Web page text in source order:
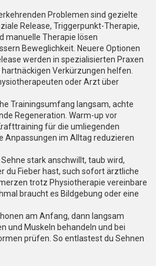
Problemen sind gezielte
Release, Triggerpunkt-Therapie,
manuelle Therapie lösen
Beweglichkeit. Neuere Optionen
werden in spezialisierten Praxen
Verkürzungen helfen.
oder Arzt über
Trainingsumfang langsam, achte
Regeneration. Warm-up vor
für die umliegenden
Anpassungen im Alltag reduzieren
stark anschwillt, taub wird,
du Fieber hast, such sofort ärztliche
trotz Physiotherapie vereinbare
braucht es Bildgebung oder eine
am Anfang, dann langsam
und Muskeln behandeln und bei
prüfen. So entlastest du Sehnen